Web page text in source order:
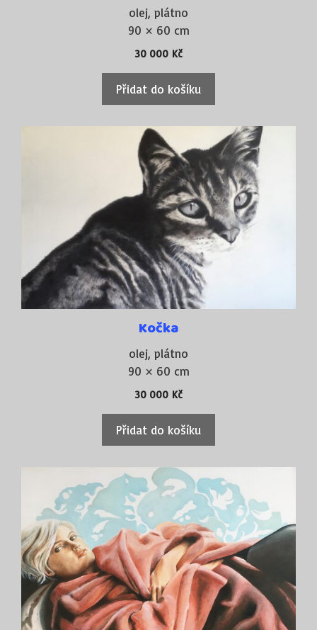
olej, plátno
90 × 60 cm
30 000 Kč
Přidat do košíku
Kočka
olej, plátno
90 × 60 cm
30 000 Kč
Přidat do košíku